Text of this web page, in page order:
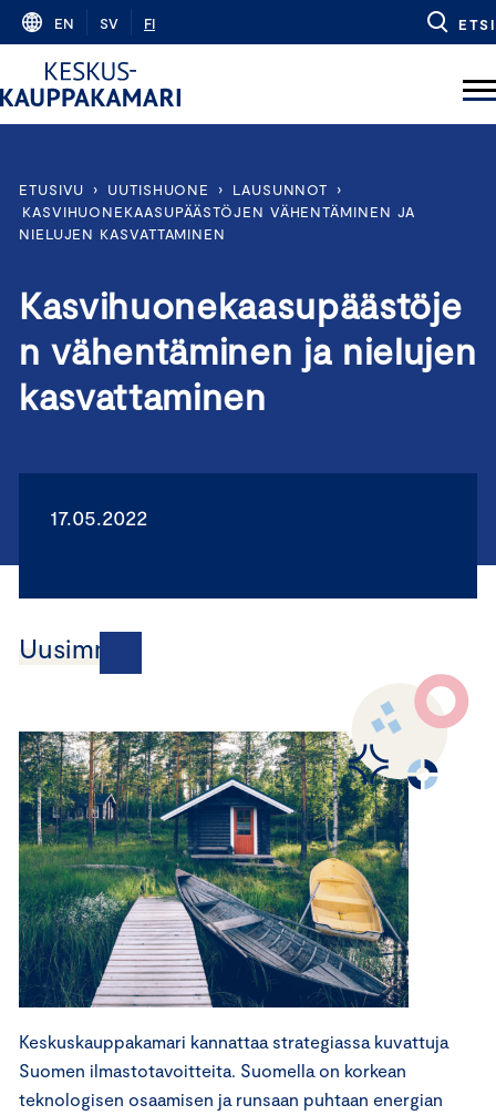
Skip
content
EN SV FI ETSI
ETUSIVU › UUTISHUONE › LAUSUNNOT
›
KASVIHUONEKAASUPÄÄSTÖJEN VÄHENTÄMINEN JA
NIELUJEN KASVATTAMINEN
Kasvihuonekaasupäästöje
n vähentäminen ja nielujen
kasvattaminen
17.05.2022
Uusimmat
Keskuskauppakamari kannattaa strategiassa kuvattuja
Suomen ilmastotavoitteita. Suomella on korkean
teknologisen osaamisen ja runsaan puhtaan energian